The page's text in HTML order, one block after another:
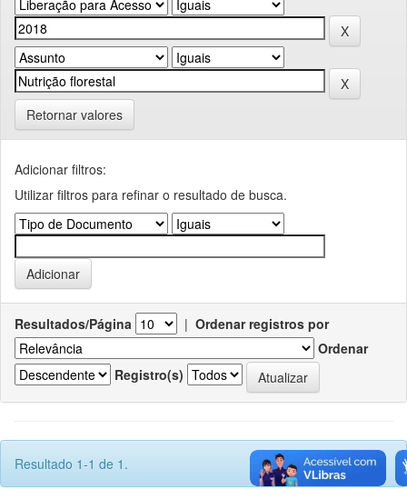
Retornar valores
Adicionar filtros:
Utilizar filtros para refinar o resultado de busca.
Resultados/Página | Ordenar registros por
Ordenar
Registro(s)
Resultado 1-1 de 1.